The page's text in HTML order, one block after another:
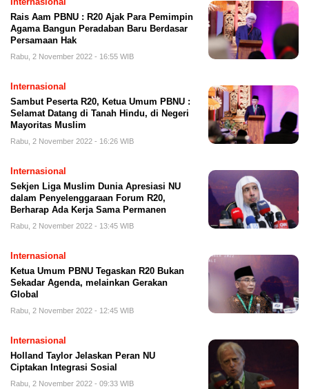
Rais Aam PBNU : R20 Ajak Para Pemimpin
Agama Bangun Peradaban Baru Berdasar
Persamaan Hak
Rabu, 2 November 2022 - 16:55 WIB
Internasional
Sambut Peserta R20, Ketua Umum PBNU :
Selamat Datang di Tanah Hindu, di Negeri
Mayoritas Muslim
Rabu, 2 November 2022 - 16:26 WIB
Internasional
Sekjen Liga Muslim Dunia Apresiasi NU
dalam Penyelenggaraan Forum R20,
Berharap Ada Kerja Sama Permanen
Rabu, 2 November 2022 - 13:45 WIB
Internasional
Ketua Umum PBNU Tegaskan R20 Bukan
Sekadar Agenda, melainkan Gerakan
Global
Rabu, 2 November 2022 - 12:45 WIB
Internasional
Holland Taylor Jelaskan Peran NU
Ciptakan Integrasi Sosial
Rabu, 2 November 2022 - 09:33 WIB